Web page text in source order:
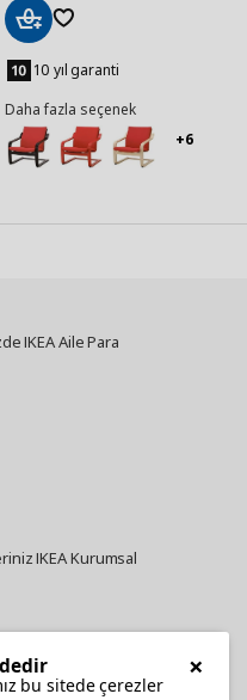
Ekle 10 yıl garanti
Daha fazla seçenek
+6
IKEA Aile Para
IKEA Kurumsal
×
bu sitede çerezler